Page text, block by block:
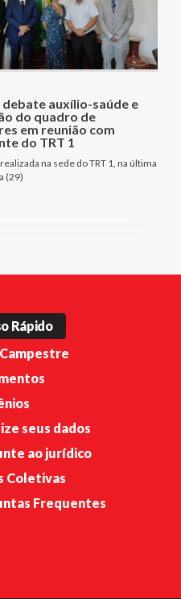
debate auxílio-saúde e
do quadro de
em reunião com
do TRT 1
na sede do TRT 1, na última
(29)
Rápido
seus dados
ao jurídico
Coletivas
Frequentes